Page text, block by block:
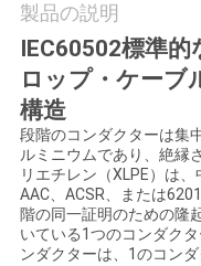
絡
し
な
さ
い
製品の説明
IEC60502標準
ロップ・ケーブ
構造
段階のコンダクターは集
ルミニウムであり、絶縁
リエチレン（XLPE）は
AAC、ACSR、または
階の同一証明のための隆
いている1つのコンダク
ンダクターは、1のコン